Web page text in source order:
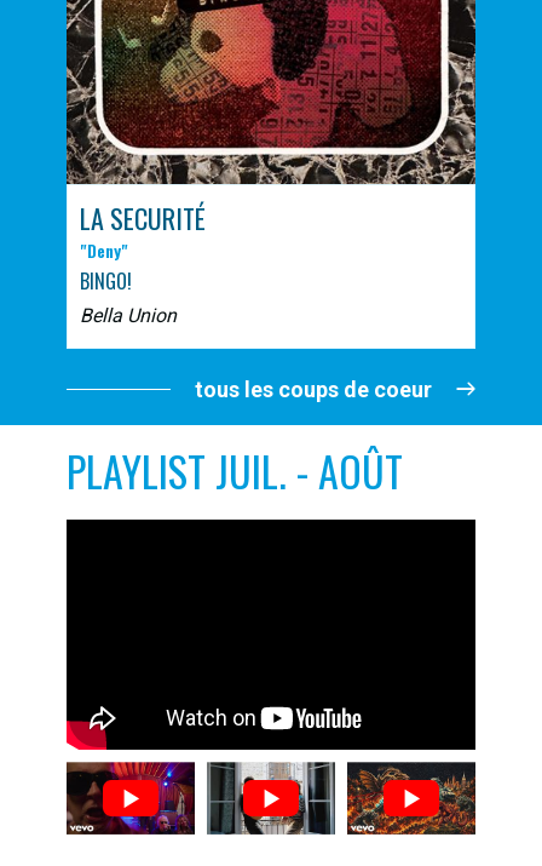
LA SECURITÉ
"Deny"
BINGO!
Bella Union
tous les coups de coeur
PLAYLIST JUIL. - AOÛT